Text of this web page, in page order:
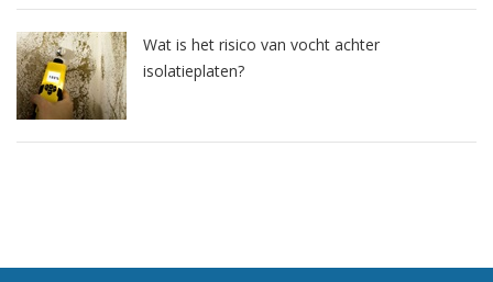
Wat is het risico van vocht achter
isolatieplaten?